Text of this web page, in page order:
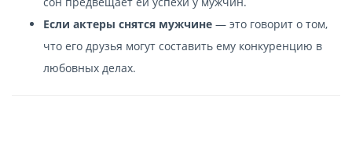
Если актеры снятся мужчине — это говорит о том,
что его друзья могут составить ему конкуренцию в
любовных делах.